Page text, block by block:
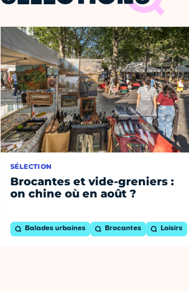
SÉLECTION
Brocantes et vide-greniers :
on chine où en août ?
Balades urbaines Brocantes Loisirs